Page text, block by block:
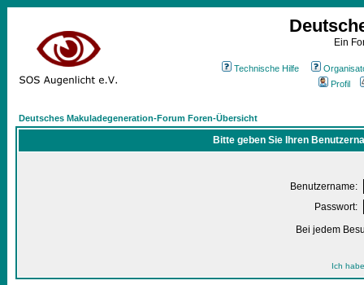
Ein
Technische Hilfe
Profil
Deutsches Makuladegeneration-Forum Foren-Übersicht
Bitte geben Sie Ihren
Benutzername:
Passwort:
Bei jedem
Ich